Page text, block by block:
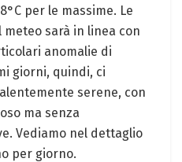
per le massime. Le
sarà in linea con
anomalie di
giorni, quindi, ci
serene, con
ma senza
Vediamo nel dettaglio
per giorno.